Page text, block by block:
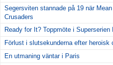
Segersviten stannade på 19 när
Crusaders
Ready for It? Toppmöte i Superserien
Förlust i slutsekunderna efter heroisk
En utmaning väntar i Paris